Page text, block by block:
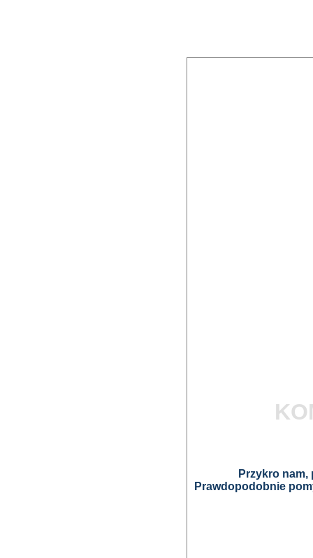
Przykro
Prawdopodobnie